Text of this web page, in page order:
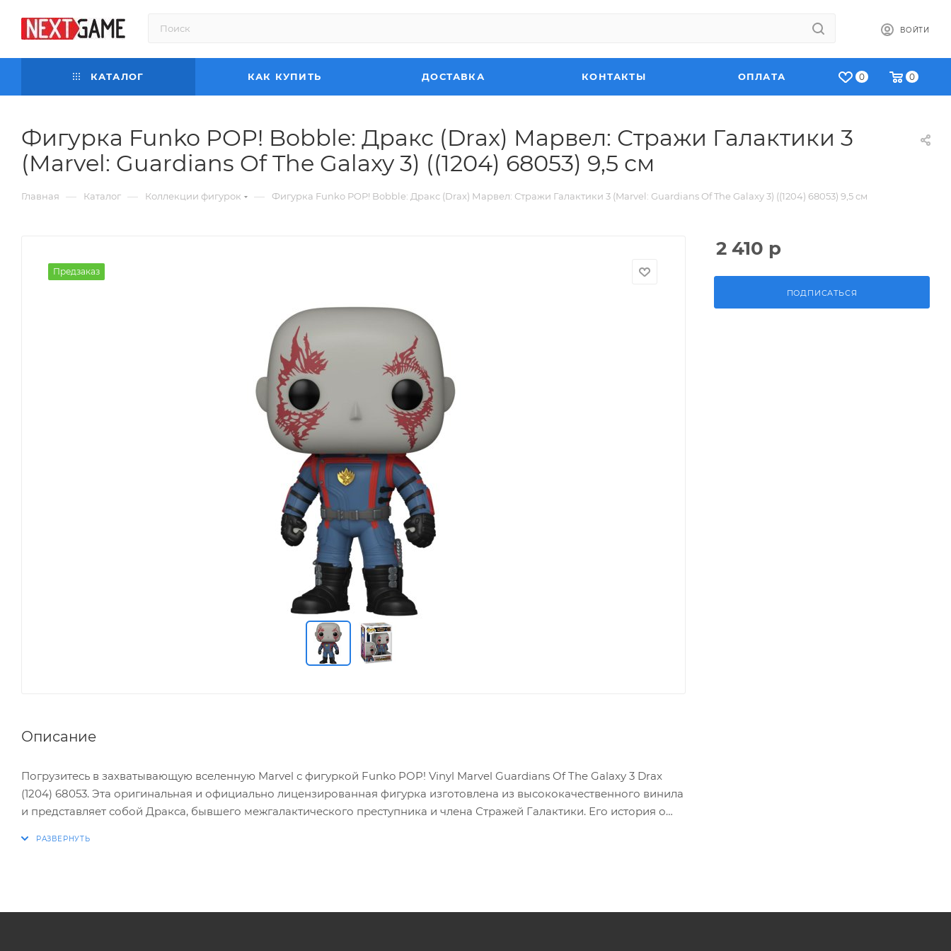
ВОЙТИ
0 0
КАТАЛОГ КАК КУПИТЬ ДОСТАВКА КОНТАКТЫ ОПЛАТА
Фигурка Funko POP! Bobble: Дракс (Drax) Марвел: Стражи Галактики 3
(Marvel: Guardians Of The Galaxy 3) ((1204) 68053) 9,5 см
Главная — Каталог — Коллекции фигурок — Фигурка Funko POP! Bobble: Дракс (Drax) Марвел: Стражи Галактики 3 (Marvel: Guardians Of The Galaxy 3) ((1204) 68053) 9,5 см
Предзаказ
Описание
Погрузитесь в захватывающую вселенную Marvel с фигуркой Funko POP! Vinyl Marvel Guardians Of The Galaxy 3 Drax
(1204) 68053. Эта оригинальная и официально лицензированная фигурка изготовлена из высококачественного винила
и представляет собой Дракса, бывшего межгалактического преступника и члена Стражей Галактики. Его история о
2 410 р
ПОДПИСАТЬСЯ